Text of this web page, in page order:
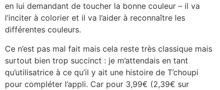
en lui demandant de toucher la bonne couleur – il va
l’inciter à colorier et il va l’aider à reconnaître les
différentes couleurs.
Ce n’est pas mal fait mais cela reste très classique mais
surtout bien trop succinct : je m’attendais en tant
qu’utilisatrice à ce qu’il y ait une histoire de T’choupi
pour compléter l’appli. Car pour 3,99€ (2,39€ sur